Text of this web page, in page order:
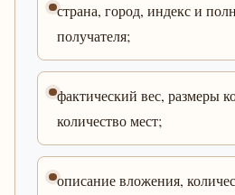
страна, город, индекс и
получателя;
фактический вес, размеры
количество мест;
описание вложения,